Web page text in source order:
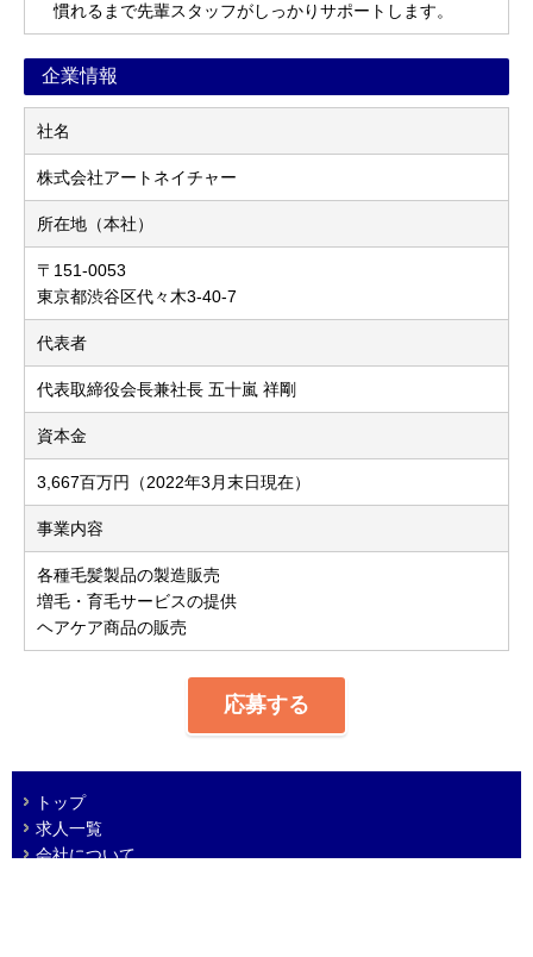
慣れるまで先輩スタッフがしっかりサポートします。
企業情報
社名
株式会社アートネイチャー
所在地（本社）
〒151-0053
東京都渋谷区代々木3-40-7
代表者
代表取締役会長兼社長 五十嵐 祥剛
資本金
3,667百万円（2022年3月末日現在）
事業内容
各種毛髪製品の製造販売
増毛・育毛サービスの提供
ヘアケア商品の販売
応募する
トップ
求人一覧
会社について